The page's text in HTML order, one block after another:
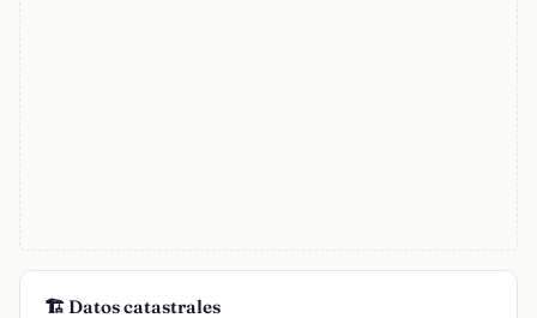
🏗️ Datos catastrales